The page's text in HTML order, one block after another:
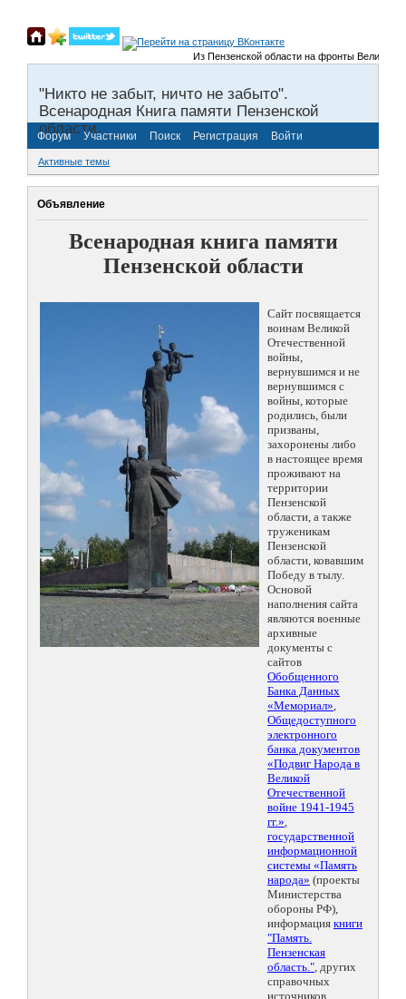
Из Пензенской области на фронты Великой
"Никто не забыт, ничто не забыто".
Всенародная Книга памяти Пензенской
области.
Форум Участники Поиск Регистрация Войти
Активные темы
Объявление
Всенародная книга памяти
Пензенской области
Сайт посвящается
воинам Великой
Отечественной
войны,
вернувшимся и не
вернувшимся с
войны, которые
родились, были
призваны,
захоронены либо
в настоящее время
проживают на
территории
Пензенской
области, а также
труженикам
Пензенской
области, ковавшим
Победу в тылу.
Основой
наполнения сайта
являются военные
архивные
документы с
сайтов
Обобщенного
Банка Данных
«Мемориал»,
Общедоступного
электронного
банка документов
«Подвиг Народа в
Великой
Отечественной
войне 1941-1945
гг.»,
государственной
информационной
системы «Память
народа» (проекты
Министерства
обороны РФ),
информация книги
"Память.
Пензенская
область.", других
справочных
источников.